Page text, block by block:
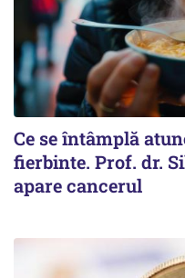
Ce se întâmplă
fierbinte. Prof. dr.
apare cancerul